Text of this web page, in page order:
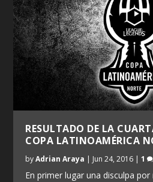
RESULTADO DE LA
COPA LATINOAMÉRICA
byAdrian Araya | Jun 24, 2016 |1
En primer lugar una disculpa